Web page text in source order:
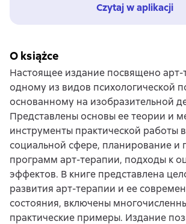
Czytaj w aplikacji
O książce
Настоящее издание посвящено арт-
одному из видов психологической
основанному на изобразительной
Представлены основы ее теории и
инструменты практической работы
социальной сфере, планирование и
программ арт-терапии, подходы к
эффектов. В книге представлена
развития арт-терапии и ее
состояния, включены
практические примеры. Издание